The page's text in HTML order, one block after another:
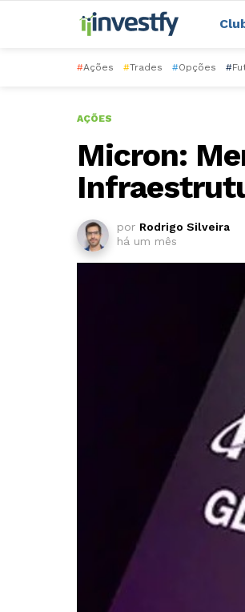
#Ações #Trades #Opções #
AÇÕES
Micron:
por Rodrigo Silveira
há um mês